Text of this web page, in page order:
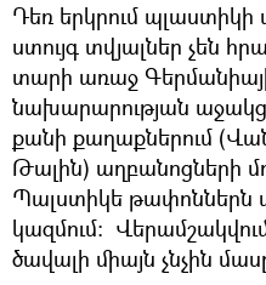
Դեռ երկրում
ստույգ տվյալներ չեն
տարի առաջ
նախարարության
քանի քաղաքներում
Թալին) աղբանոցների
Պալստիկե թափոններն
կազմում։
ծավալի միայն չնչին